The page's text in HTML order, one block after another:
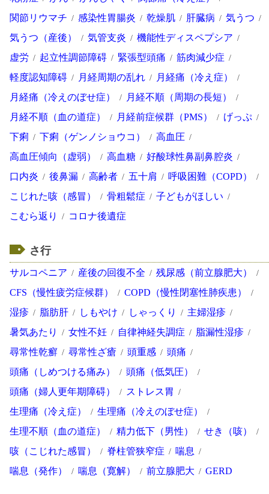
関節リウマチ
感染性胃腸炎 乾燥肌 肝臓病
気うつ
気うつ（産後）
気管支炎
機能性ディスペプシア
虚労
起立性調節障碍 緊張型頭痛
筋肉減少症
軽度認知障碍
月経周期の乱れ
月経痛（冷え症）
月経痛（冷えのぼせ症）
月経不順（周期の長短）
月経不順（血の道症）
月経前症候群（PMS）
げっぷ
下痢
下痢（ゲンノショウコ）
高血圧
高血圧傾向（虚弱）
高血糖
好酸球性鼻副鼻腔炎
口内炎
後鼻漏 高齢者 五十肩
呼吸困難（COPD）
こじれた咳（感冒）
骨粗鬆症
子どもがほしい
こむら返り
コロナ後遺症
さ行
サルコペニア 産後の回復不全
残尿感（前立腺肥大）
CFS（慢性疲労症候群）
COPD（慢性閉塞性肺疾患）
湿疹
脂肪肝 しもやけ しゃっくり
主婦湿疹
暑気あたり
女性不妊 自律神経失調症
脂漏性湿疹
尋常性乾癬
尋常性ざ瘡 頭重感
頭痛
頭痛（しめつける痛み）
頭痛（低気圧）
頭痛（婦人更年期障碍）
ストレス胃
生理痛（冷え症）
生理痛（冷えのぼせ症）
生理不順（血の道症）
精力低下（男性）
せき（咳）
咳（こじれた感冒）
脊柱管狭窄症
喘息
喘息（発作）
喘息（寛解） 前立腺肥大 GERD